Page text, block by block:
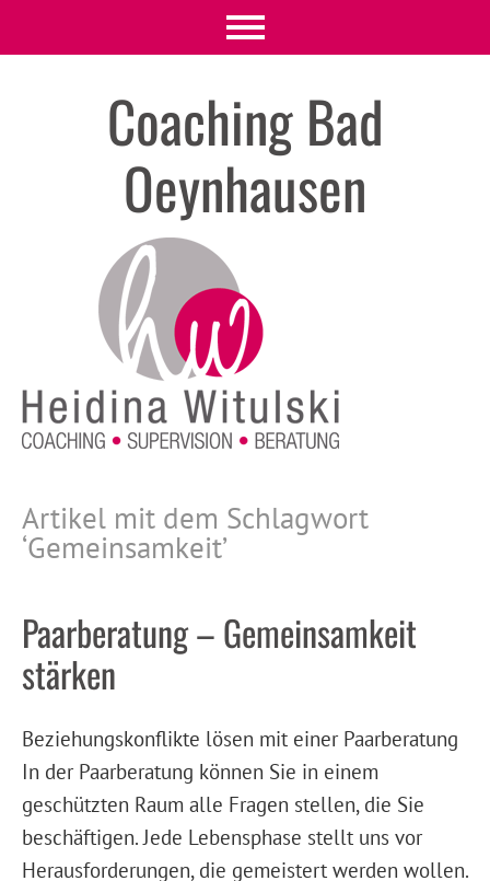
Coaching Bad
Oeynhausen
Artikel mit dem Schlagwort
‘Gemeinsamkeit’
Paarberatung – Gemeinsamkeit
stärken
Beziehungskonflikte lösen mit einer Paarberatung
In der Paarberatung können Sie in einem
geschützten Raum alle Fragen stellen, die Sie
beschäftigen. Jede Lebensphase stellt uns vor
Herausforderungen, die gemeistert werden wollen.